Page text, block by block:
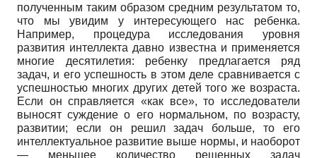
полученным таким образом средним результатом то,
что мы увидим у интересующего нас ребенка.
Например, процедура исследования уровня
развития интеллекта давно известна и применяется
многие десятилетия: ребенку предлагается ряд
задач, и его успешность в этом деле сравнивается с
успешностью многих других детей того же возраста.
Если он справляется «как все», то исследователи
выносят суждение о его нормальном, по возрасту,
развитии; если он решил задач больше, то его
интеллектуальное развитие выше нормы, и наоборот
— меньшее количество решенных задач